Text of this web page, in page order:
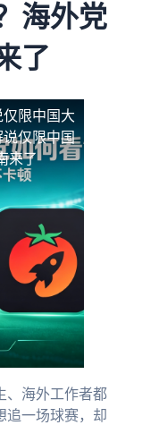
海外党
了
限中国大
仅限中国
来了
、海外工作者都
追一场球赛，却